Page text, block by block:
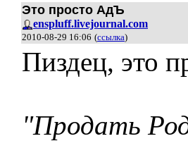
Это просто АдЪ
enspluff.livejournal.com
2010-08-29 16:06 (ссылка)
Пиздец, это
"Продать